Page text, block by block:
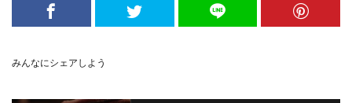
みんなにシェアしよう